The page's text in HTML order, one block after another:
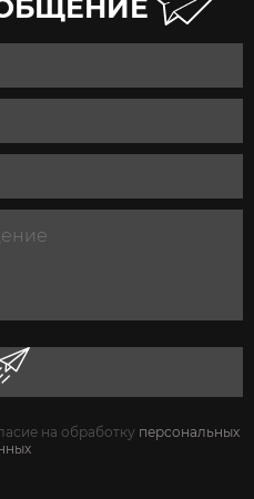
на обработку персональных